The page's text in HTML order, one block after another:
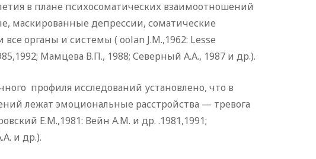
в плане психосоматических взаимоотношений
маскированные депрессии, соматические
органы и системы ( oolan J.M.,1962: Lesse
Мамцева В.П., 1988; Северный А.А., 1987 и др.).
профиля исследований установлено, что в
лежат эмоциональные расстройства — тревога
Е.М.,1981: Вейн A.M. и др. .1981,1991;
и др.).